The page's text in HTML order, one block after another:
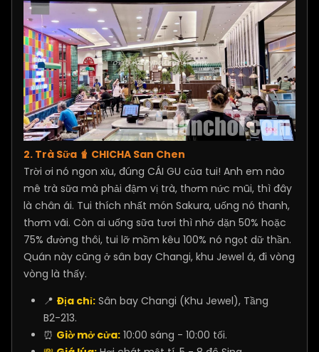
2. Trà Sữa 🧋 CHICHA San Chen
Trời ơi nó ngon xỉu, đúng CÁI GU của tui! Anh em nào
mê trà sữa mà phải đậm vị trà, thơm nức mũi, thì đây
là chân ái. Tui thích nhất món Sakura, uống nó thanh,
thơm vãi. Còn ai uống sữa tươi thì nhớ dặn 50% hoặc
75% đường thôi, tui lỡ mồm kêu 100% nó ngọt dữ thần.
Quán này cũng ở sân bay Changi, khu Jewel á, đi vòng
vòng là thấy.
📍 Địa chỉ: Sân bay Changi (Khu Jewel), Tầng
B2-213.
⏰ Giờ mở cửa: 10:00 sáng - 10:00 tối.